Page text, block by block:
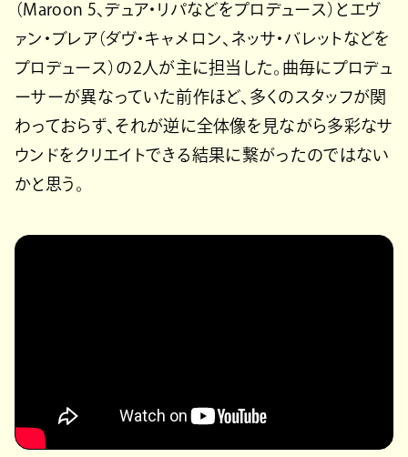
（Maroon 5、デュア・リパなどをプロデュース）とエヴ
ァン・ブレア（ダヴ・キャメロン、ネッサ・バレットなどを
プロデュース）の2人が主に担当した。曲毎にプロデュ
ーサーが異なっていた前作ほど、多くのスタッフが関
わっておらず、それが逆に全体像を見ながら多彩なサ
ウンドをクリエイトできる結果に繋がったのではない
かと思う。